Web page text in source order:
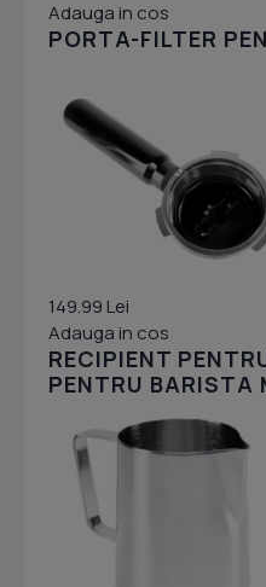
Adauga in cos
PORTA-FILTER
149.99 Lei
Adauga in cos
RECIPIENT
PENTRU BARISTA